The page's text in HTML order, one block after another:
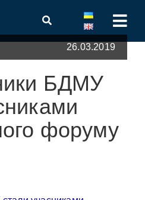
26.03.2019
БДМУ
форуму